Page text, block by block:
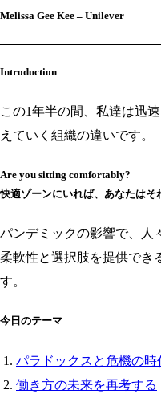
Melissa Gee Kee – Unilever
Introduction
この1年半の間、私達は迅
えていく組織の違いです。
Are you sitting comfortably?
快適ゾーンにいれば、あなたはそ
パンデミックの影響で、人
柔軟性と選択肢を提供でき
す。
今日のテーマ
パラドックスと危機の
働き方の未来を再考する